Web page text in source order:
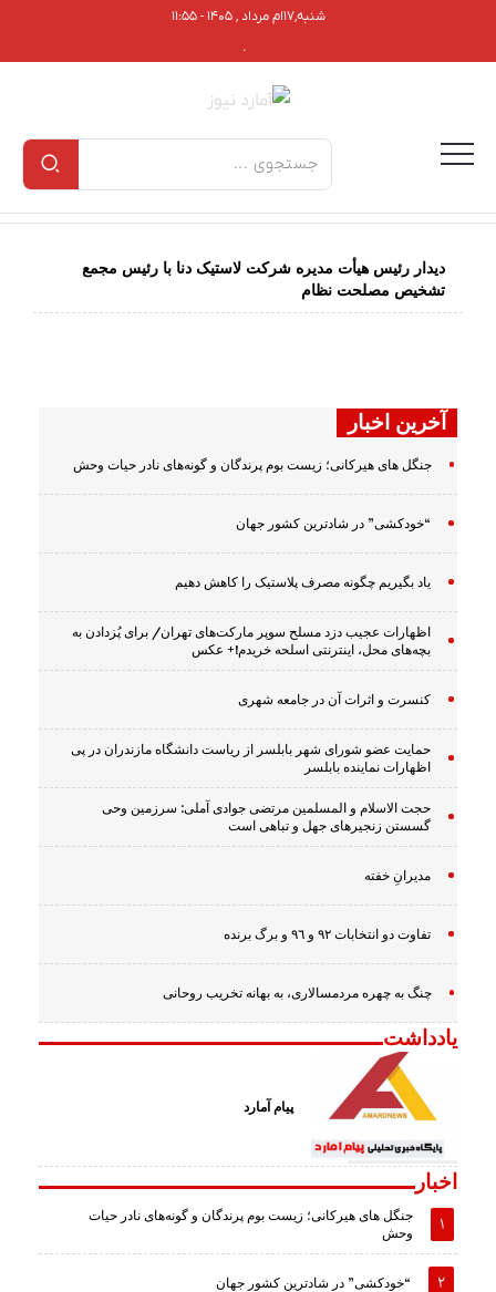
شنبه,۱۷ام مرداد , ۱۴۰۵ - ۱۱:۵۵
.
دیدار رئیس هیأت مدیره شرکت لاستیک دنا با رئیس مجمع
تشخیص مصلحت نظام
آخرین اخبار
جنگل های هیرکانی؛ زیست بوم پرندگان و گونه‌های نادر حیات وحش
“خودکشی” در شادترین کشور جهان
یاد بگیریم چگونه مصرف پلاستیک را کاهش دهیم
اظهارات عجیب دزد مسلح سوپر مارکت‌های تهران/ برای پُزدادن به
بچه‌های محل، اینترنتی اسلحه خریدم!+ عکس
کنسرت و اثرات آن در جامعه شهری
حمایت عضو شورای شهر بابلسر از ریاست دانشگاه مازندران در پی
اظهارات نماینده بابلسر
حجت الاسلام و المسلمین مرتضی جوادی آملی: سرزمین وحى
گسستن زنجیرهاى جهل و تباهى است
مدیرانِ خفته
تفاوت دو انتخابات ٩٢ و ٩٦ و برگ برنده
چنگ به چهره مردمسالاری، به بهانه تخریب روحانی
یادداشت
پیام آمارد
اخبار
جنگل های هیرکانی؛ زیست بوم پرندگان و گونه‌های نادر حیات
وحش
“خودکشی” در شادترین کشور جهان